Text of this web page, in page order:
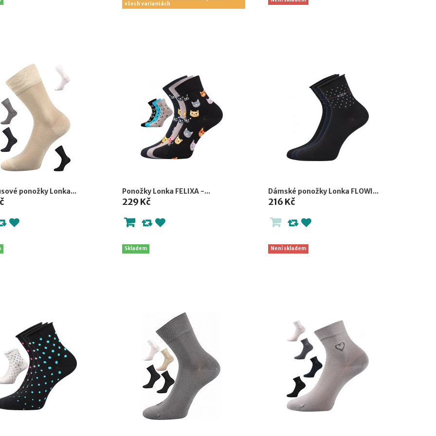
všech variantách
ponožky Lonka... Ponožky Lonka FELIXA -...
229 Kč
Skladem
Dámské ponožky Lonka FLOWI...
216 Kč
Není skladem